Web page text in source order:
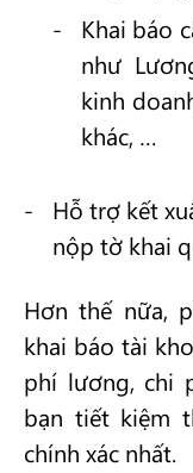
Khai báo
như
kinh
khác, …
Hỗ trợ kết
nộp tờ khai
Hơn thế nữa,
khai báo tài
phí lương, chi
bạn tiết kiệm
chính xác nhất.